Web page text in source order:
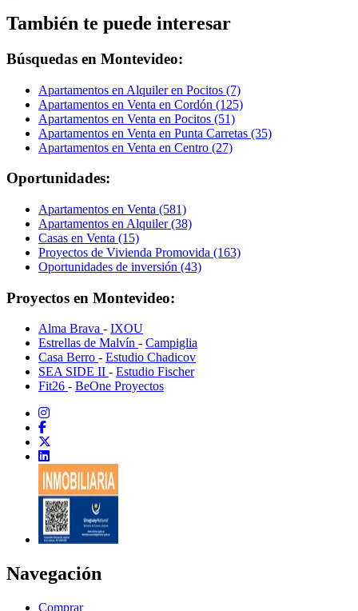
También te puede interesar
Búsquedas en Montevideo:
Apartamentos en Alquiler en Pocitos (7)
Apartamentos en Venta en Cordón (125)
Apartamentos en Venta en Pocitos (51)
Apartamentos en Venta en Punta Carretas (35)
Apartamentos en Venta en Centro (27)
Oportunidades:
Apartamentos en Venta (581)
Apartamentos en Alquiler (38)
Casas en Venta (15)
Proyectos de Vivienda Promovida (163)
Oportunidades de inversión (43)
Proyectos en Montevideo:
Alma Brava - IXOU
Estrellas de Malvín - Campiglia
Casa Berro - Estudio Chadicov
SEA SIDE II - Estudio Fischer
Fit26 - BeOne Proyectos
Navegación
Comprar